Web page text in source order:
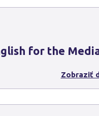
for the
Zobraziť